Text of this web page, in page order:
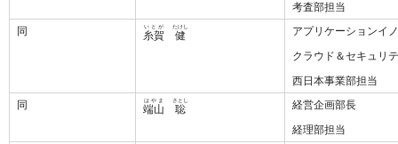
考査部担当
同
糸賀
いとが
健
たけし
アプリケーションイ
クラウド＆セキュリ
西日本事業部担当
同
端山
はやま
聡
さとし
経営企画部長
経理部担当